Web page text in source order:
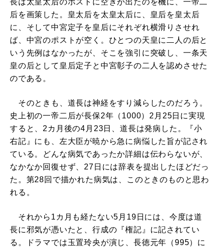
長は太皇太后のポストに空きが出たのを機に、一帝二
后を画策した。皇太后を太皇太后に、皇后を皇太后
に、そして中宮定子を皇后にそれぞれ横滑りさせれ
ば、中宮のポストが空く。ひとつの天皇に二人の后と
いう先例はなかったが、そこを強引に突破し、一条天
皇の后として皇后定子と中宮彰子の二人を認めさせた
のである。
そのときも、道長は神経をすり減らしたのだろう。
史上初の一帝二后が長保2年（1000）2月25日に実現
すると、2カ月後の4月23日、道長は発病した。『小
右記』にも、左大臣が暁から急に病悩した旨が記され
ている。どんな病気であったか詳細は伝わらないが、
なかなか回復せず、27日には辞表を提出したほどだっ
た。第28回で描かれた病気は、このときのものと思わ
れる。
それから1カ月も経たない5月19日には、今度は道
長に邪気が憑いたと、行成の『権記』に記されてい
る。ドラマでは玉置玲央が演じ、長徳元年（995）に